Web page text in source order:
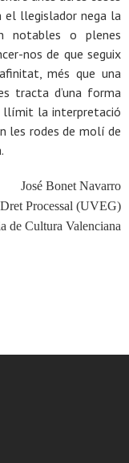
el llegislador nega la
notables o plenes
nos de que seguix
més que una
tracta d’una forma
llímit la interpretació
les rodes de molí de
José Bonet Navarro
Processal (UVEG)
de Cultura Valenciana